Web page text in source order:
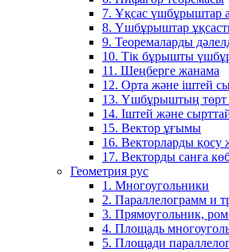
7. Ұқсас үшбұрыштар
8. Үшбұрыштар
9. Теоремаларды
10. Тік бұрышты
11. Шеңберге жанама
12. Орта және іштей
13. Үшбұрыштың төрт
14. Іштей және
15. Вектор ұғымы
16. Векторларды қосу
17. Векторды санға
Геометрия рус
1. Многоугольники
2. Параллелограмм и
3. Прямоугольник,
4. Площадь
5. Площади